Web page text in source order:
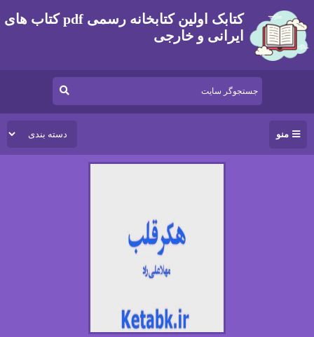
کتابک اولین کتابخانه رسمی pdf کتاب های
ایرانی و خارجی
منو